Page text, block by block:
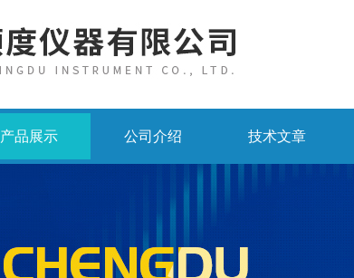
产品展示 公司介绍 技术文章